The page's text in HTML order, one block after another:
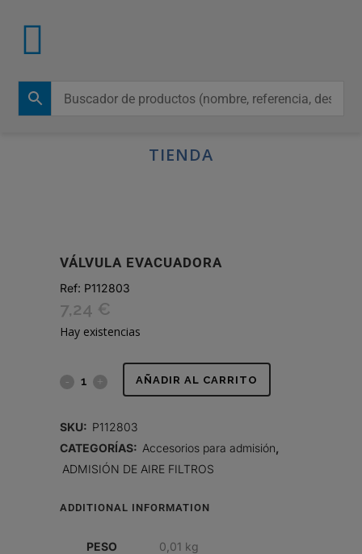
TIENDA
VÁLVULA EVACUADORA
Ref: P112803
7,24 €
Hay existencias
VÁLVULA AÑADIR AL CARRITO
SKU: P112803
CATEGORÍAS: Accesorios para admisión
ADMISIÓN DE AIRE FILTROS
ADDITIONAL INFORMATION
PESO 0,01 kg